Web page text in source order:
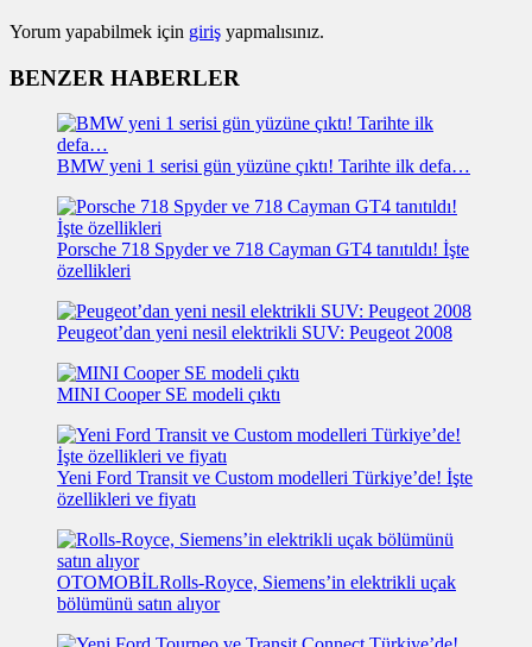
Yorum yapabilmek için giriş yapmalısınız.
BENZER HABERLER
BMW yeni 1 serisi gün yüzüne çıktı! Tarihte ilk defa…
Porsche 718 Spyder ve 718 Cayman GT4 tanıtıldı! İşte
özellikleri
Peugeot’dan yeni nesil elektrikli SUV: Peugeot 2008
MINI Cooper SE modeli çıktı
Yeni Ford Transit ve Custom modelleri Türkiye’de! İşte
özellikleri ve fiyatı
OTOMOBİLRolls-Royce, Siemens’in elektrikli uçak
bölümünü satın alıyor